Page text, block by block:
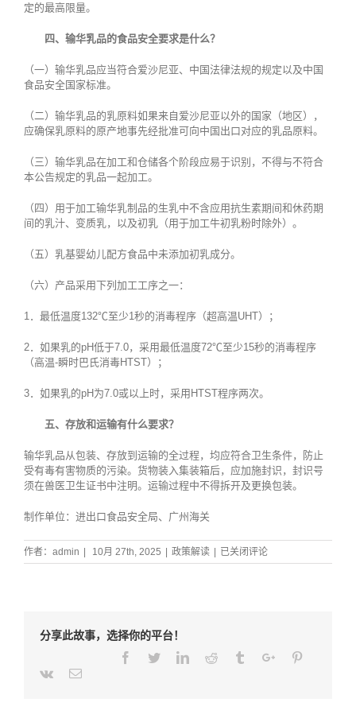
定的最高限量。
四、输华乳品的食品安全要求是什么？
（一）输华乳品应当符合爱沙尼亚、中国法律法规的规定以及中国
食品安全国家标准。
（二）输华乳品的乳原料如果来自爱沙尼亚以外的国家（地区），
应确保乳原料的原产地事先经批准可向中国出口对应的乳品原料。
（三）输华乳品在加工和仓储各个阶段应易于识别，不得与不符合
本公告规定的乳品一起加工。
（四）用于加工输华乳制品的生乳中不含应用抗生素期间和休药期
间的乳汁、变质乳，以及初乳（用于加工牛初乳粉时除外）。
（五）乳基婴幼儿配方食品中未添加初乳成分。
（六）产品采用下列加工工序之一：
1．最低温度132℃至少1秒的消毒程序（超高温UHT）；
2．如果乳的pH低于7.0，采用最低温度72℃至少15秒的消毒程序
（高温-瞬时巴氏消毒HTST）；
3．如果乳的pH为7.0或以上时，采用HTST程序两次。
五、存放和运输有什么要求？
输华乳品从包装、存放到运输的全过程，均应符合卫生条件，防止
受有毒有害物质的污染。货物装入集装箱后，应加施封识，封识号
须在兽医卫生证书中注明。运输过程中不得拆开及更换包装。
制作单位：进出口食品安全局、广州海关
作者： admin 10月 27th, 2025 政策解读
爱
沙
已关闭评论
分享此故事，选择你的平台！
WeiboWeixin
Renren
Facebook
TwitterLinkedinReddit TumblrGoogle+
Vk
Email